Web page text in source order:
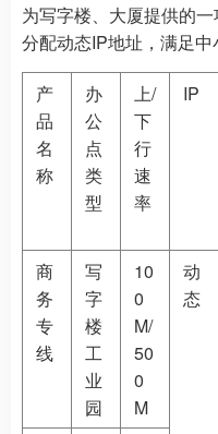
为写字楼、大厦提供的
分配动态IP地址，满足
产
品
名
称
办
公
点
类
型
上/
下
行
速
率
IP
商
务
专
线
写
字
楼
工
业
园
10
0
M/
50
0
M
动
态